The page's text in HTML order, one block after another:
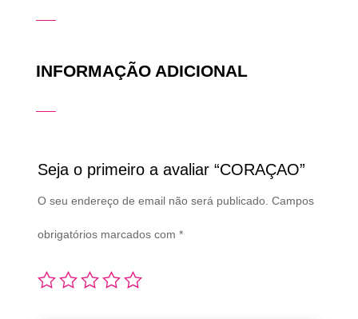
INFORMAÇÃO ADICIONAL
Seja o primeiro a avaliar “CORAÇAO”
O seu endereço de email não será publicado. Campos
obrigatórios marcados com *